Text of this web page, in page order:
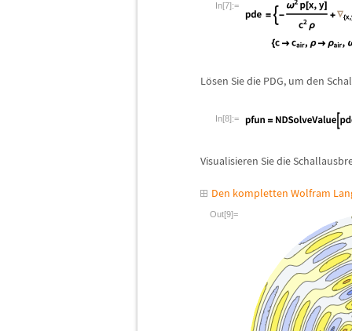
In[7]:=
Lösen Sie die PDG, um den
In[8]:=
Visualisieren Sie die
Den kompletten Wolfram
Out[9]=